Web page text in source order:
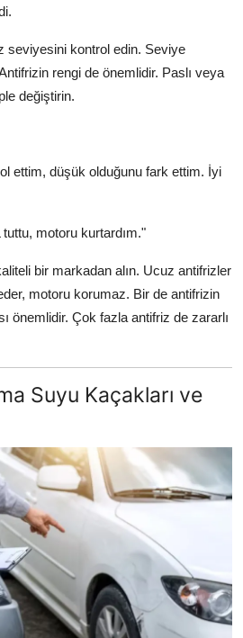
seviyesini kontrol edin. Seviye
rengi de önemlidir. Paslı veya
değiştirin.
ettim, düşük olduğunu fark ettim. İyi
motoru kurtardım."
bir markadan alın. Ucuz antifrizler
motoru korumaz. Bir de antifrizin
önemlidir. Çok fazla antifriz de zararlı
Suyu Kaçakları ve